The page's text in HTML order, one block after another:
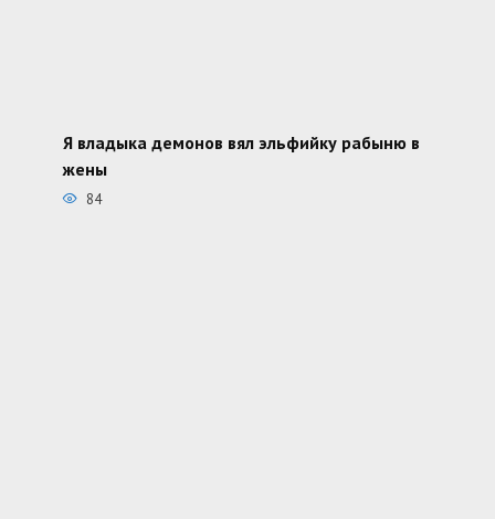
Я владыка демонов вял эльфийку рабыню в
жены
84